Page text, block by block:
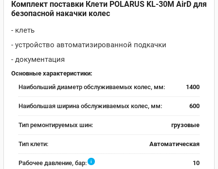
Комплект поставки Клети POLARUS KL-30M AirD для
безопасной накачки колес
- клеть
- устройство автоматизированной подкачки
- документация
Основные характеристики:
Наибольший диаметр обслуживаемых колес, мм:
1400
Наибольшая ширина обслуживаемых колес, мм: 600
Тип ремонтируемых шин: грузовые
Тип клети: Автоматическая
Рабочее давление, бар: i 10